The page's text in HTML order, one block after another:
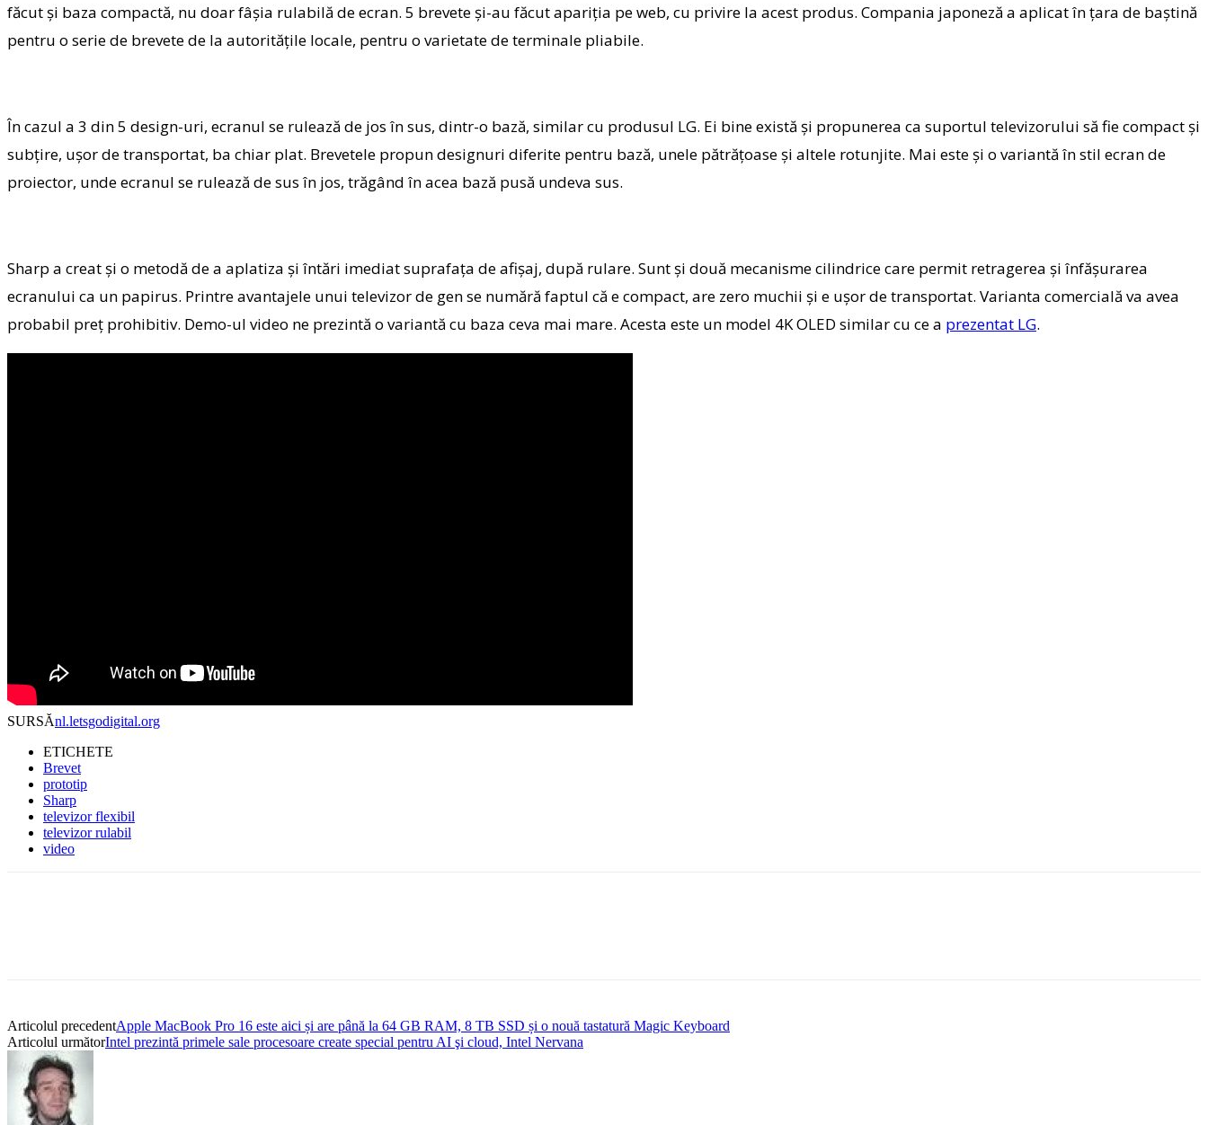
făcut şi baza compactă, nu doar fâşia rulabilă de ecran. 5 brevete şi-au făcut apariţia pe web, cu privire la acest produs. Compania japoneză a aplicat în ţara de baştină
pentru o serie de brevete de la autorităţile locale, pentru o varietate de terminale pliabile.
În cazul a 3 din 5 design-uri, ecranul se rulează de jos în sus, dintr-o bază, similar cu produsul LG. Ei bine există şi propunerea ca suportul televizorului să fie compact şi
subţire, uşor de transportat, ba chiar plat. Brevetele propun designuri diferite pentru bază, unele pătrăţoase şi altele rotunjite. Mai este şi o variantă în stil ecran de
proiector, unde ecranul se rulează de sus în jos, trăgând în acea bază pusă undeva sus.
Sharp a creat şi o metodă de a aplatiza şi întări imediat suprafaţa de afişaj, după rulare. Sunt şi două mecanisme cilindrice care permit retragerea şi înfăşurarea
ecranului ca un papirus. Printre avantajele unui televizor de gen se numără faptul că e compact, are zero muchii şi e uşor de transportat. Varianta comercială va avea
probabil preţ prohibitiv. Demo-ul video ne prezintă o variantă cu baza ceva mai mare. Acesta este un model 4K OLED similar cu ce a prezentat LG.
SURSĂnl.letsgodigital.org
ETICHETE
Brevet
prototip
Sharp
televizor flexibil
televizor rulabil
video
Articolul precedentApple MacBook Pro 16 este aici și are până la 64 GB RAM, 8 TB SSD și o nouă tastatură Magic Keyboard
Articolul următorIntel prezintă primele sale procesoare create special pentru AI şi cloud, Intel Nervana